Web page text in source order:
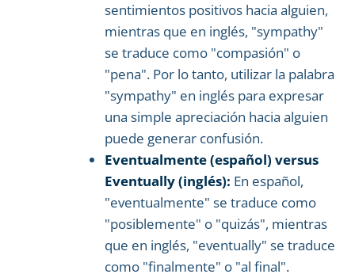
sentimientos positivos hacia alguien,
mientras que en inglés, "sympathy"
se traduce como "compasión" o
"pena". Por lo tanto, utilizar la palabra
"sympathy" en inglés para expresar
una simple apreciación hacia alguien
puede generar confusión.
Eventualmente (español) versus
Eventually (inglés): En español,
"eventualmente" se traduce como
"posiblemente" o "quizás", mientras
que en inglés, "eventually" se traduce
como "finalmente" o "al final".